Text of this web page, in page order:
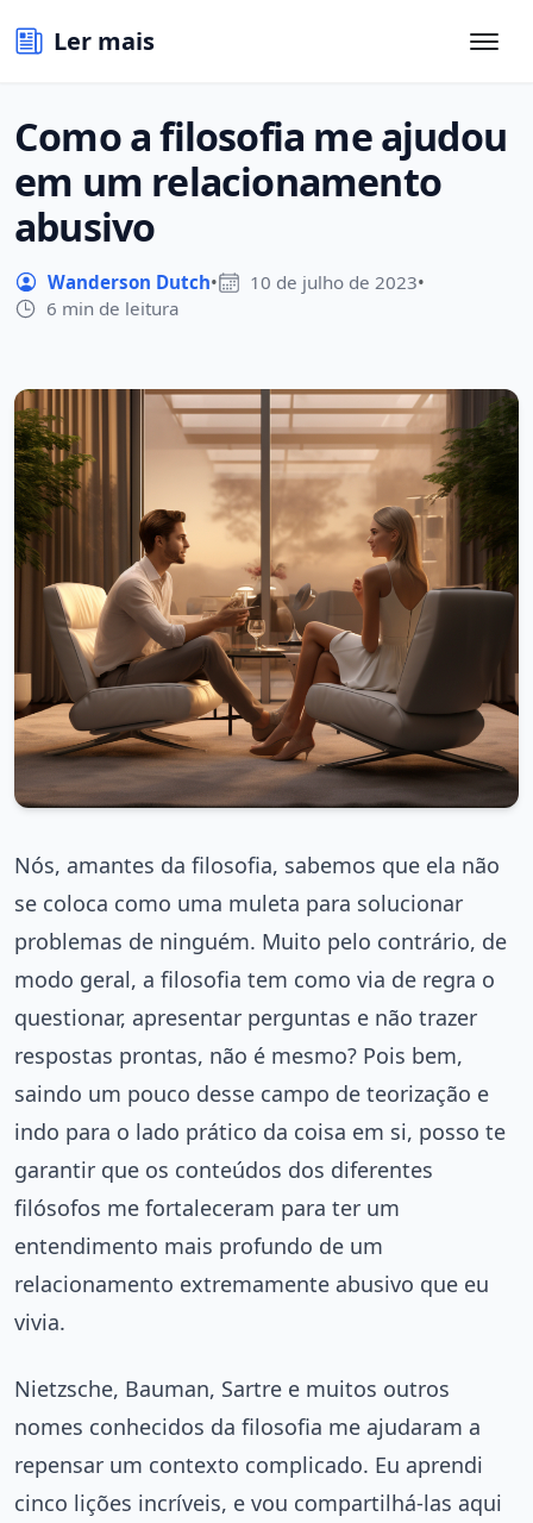
Ler mais
Como a filosofia me ajudou
em um relacionamento
abusivo
Wanderson Dutch• 10 de julho de 2023•
6 min de leitura
Nós, amantes da filosofia, sabemos que ela não
se coloca como uma muleta para solucionar
problemas de ninguém. Muito pelo contrário, de
modo geral, a filosofia tem como via de regra o
questionar, apresentar perguntas e não trazer
respostas prontas, não é mesmo? Pois bem,
saindo um pouco desse campo de teorização e
indo para o lado prático da coisa em si, posso te
garantir que os conteúdos dos diferentes
filósofos me fortaleceram para ter um
entendimento mais profundo de um
relacionamento extremamente abusivo que eu
vivia.
Nietzsche, Bauman, Sartre e muitos outros
nomes conhecidos da filosofia me ajudaram a
repensar um contexto complicado. Eu aprendi
cinco lições incríveis, e vou compartilhá-las aqui